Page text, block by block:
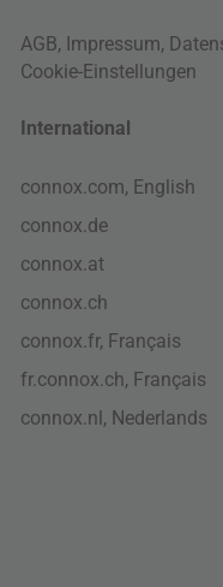
AGB, Impressum,
Cookie-Einstellungen
International
connox.com, English
connox.de
connox.at
connox.ch
connox.fr, Français
fr.connox.ch, Français
connox.nl, Nederlands